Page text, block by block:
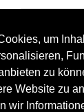
um
zu
Website zu
wir